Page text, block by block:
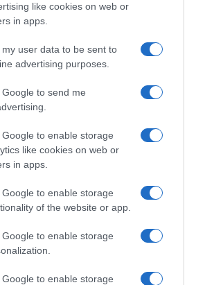
like cookies on web or
in apps.
user data to be sent to
advertising purposes.
to send me
to enable storage
like cookies on web or
in apps.
to enable storage
of the website or app.
to enable storage
to enable storage
ΣΤΟ «Π»